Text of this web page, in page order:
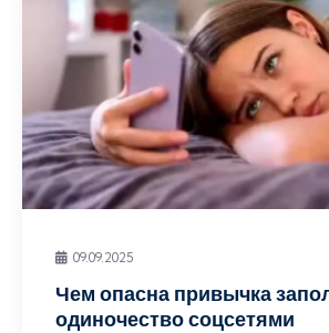
09.09.2025
Чем опасна привычка
одиночество соцсетями